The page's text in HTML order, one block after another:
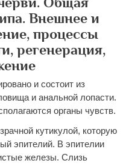
Внешнее и
процессы
регенерация,
и состоит из
и анальной лопасти.
органы чувств.
кутикулой, которую
эпителий. В эпителии
железы. Слизь